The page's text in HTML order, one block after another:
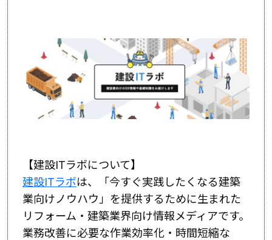
【建設ITラボについて】
建設ITラボは、「今すぐ実践したくなる建築
業向けノウハウ」を提供するために生まれた
リフォーム・建築業界向け情報メディアです。
業務改善に必要な作業効率化・時間短縮な